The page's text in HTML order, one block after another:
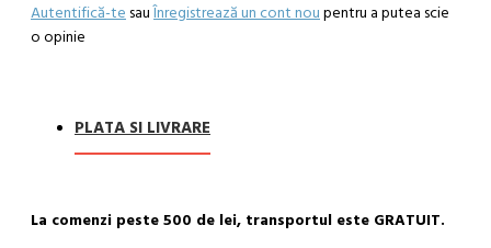
Autentifică-te sauÎnregistrează un cont nou pentru a putea scie
o opinie
PLATA SI LIVRARE
La comenzi peste 500 de lei, transportul este GRATUIT.